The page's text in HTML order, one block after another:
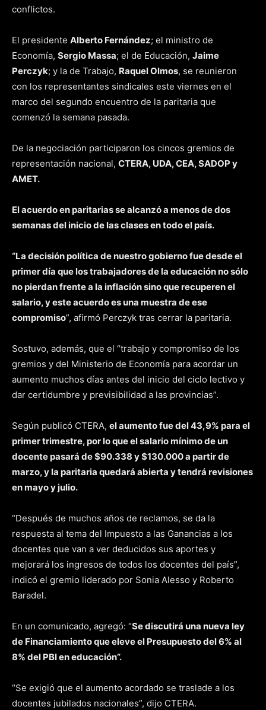
conflictos.
El presidente Alberto Fernández; el ministro de
Economía, Sergio Massa; el de Educación, Jaime
Perczyk; y la de Trabajo, Raquel Olmos, se reunieron
con los representantes sindicales este viernes en el
marco del segundo encuentro de la paritaria que
comenzó la semana pasada.
De la negociación participaron los cincos gremios de
representación nacional, CTERA, UDA, CEA, SADOP y
AMET.
El acuerdo en paritarias se alcanzó a menos de dos
semanas del inicio de las clases en todo el país.
“La decisión política de nuestro gobierno fue desde el
primer día que los trabajadores de la educación no sólo
no pierdan frente a la inflación sino que recuperen el
salario, y este acuerdo es una muestra de ese
compromiso”, afirmó Perczyk tras cerrar la paritaria.
Sostuvo, además, que el “trabajo y compromiso de los
gremios y del Ministerio de Economía para acordar un
aumento muchos días antes del inicio del ciclo lectivo y
dar certidumbre y previsibilidad a las provincias”.
Según publicó CTERA, el aumento fue del 43,9% para el
primer trimestre, por lo que el salario mínimo de un
docente pasará de $90.338 y $130.000 a partir de
marzo, y la paritaria quedará abierta y tendrá revisiones
en mayo y julio.
“Después de muchos años de reclamos, se da la
respuesta al tema del Impuesto a las Ganancias a los
docentes que van a ver deducidos sus aportes y
mejorará los ingresos de todos los docentes del país”,
indicó el gremio liderado por Sonia Alesso y Roberto
Baradel.
En un comunicado, agregó: “Se discutirá una nueva ley
de Financiamiento que eleve el Presupuesto del 6% al
8% del PBI en educación”.
“Se exigió que el aumento acordado se traslade a los
docentes jubilados nacionales”, dijo CTERA.